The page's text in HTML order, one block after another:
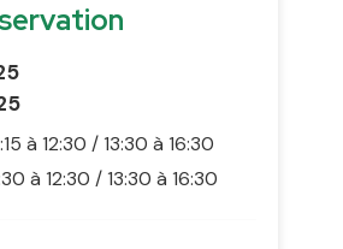
à 12:30 / 13:30 à 16:30
à 12:30 / 13:30 à 16:30